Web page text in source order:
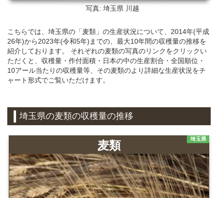
写真: 埼玉県 川越
こちらでは、埼玉県の「麦類」の生産状況について、2014年(平成
26年)から2023年(令和5年)までの、最大10年間の収穫量の推移を
紹介しております。 それぞれの麦類の写真のリンクをクリックい
ただくと、収穫量・作付面積・日本の中の生産割合・全国順位・
10アール当たりの収穫量等、その麦類のより詳細な生産状況をチ
ャート形式でご覧いただけます。
埼玉県の麦類の収穫量の推移
埼玉県
麦類